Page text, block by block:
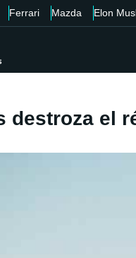
Ferrari Mazda Elon
destroza el